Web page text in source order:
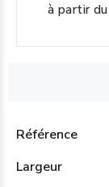
à partir
Référence
Largeur